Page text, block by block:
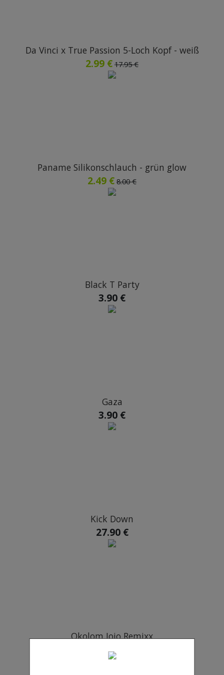
Da Vinci x True Passion 5-Loch Kopf - weiß
2.99 € 17.95 €
Paname Silikonschlauch - grün glow
2.49 € 8.00 €
Black T Party
3.90 €
Gaza
3.90 €
Kick Down
27.90 €
Okolom Jojo Remixx
13.90 €